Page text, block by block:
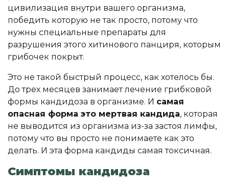
цивилизация внутри вашего организма,
победить которую не так просто, потому что
нужны специальные препараты для
разрушения этого хитинового панциря, которым
грибочек покрыт.
Это не такой быстрый процесс, как хотелось бы.
До трех месяцев занимает лечение грибковой
формы кандидоза в организме. И самая
опасная форма это мертвая кандида, которая
не выводится из организма из-за застоя лимфы,
потому что вы просто не понимаете как это
делать. И эта форма кандиды самая токсичная.
Симптомы кандидоза